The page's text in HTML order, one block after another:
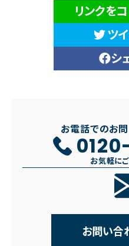
リンクを
ツ
シ
お電話でのお
お気軽に
お問い合